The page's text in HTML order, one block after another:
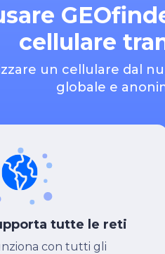
cellulare
un cellulare dal
globale e
tutte le reti
con tutti gli